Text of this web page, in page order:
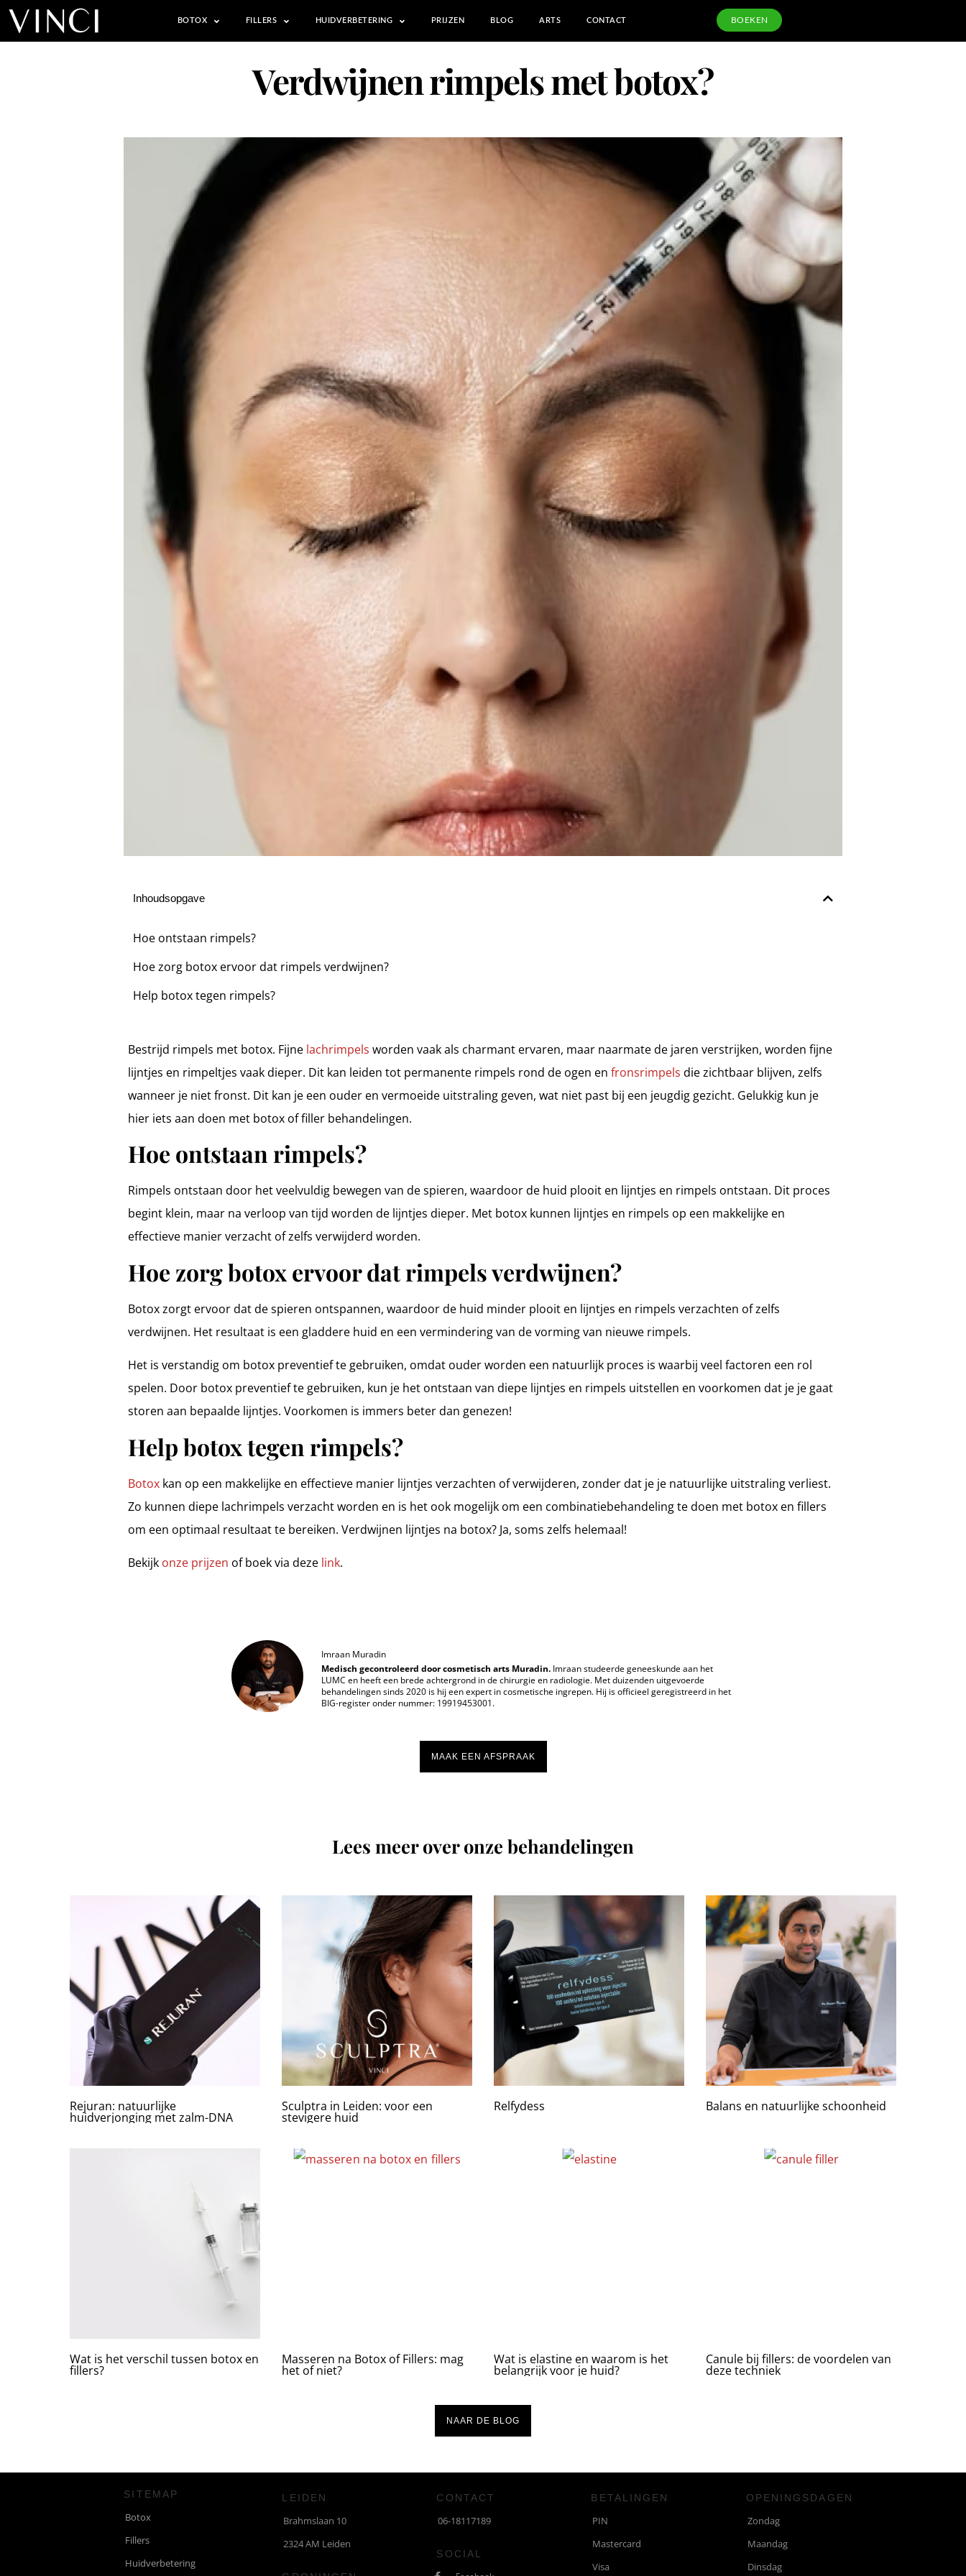
BOTOX FILLERS HUIDVERBETERING PRIJZEN BLOG ARTS CONTACT BOEKEN
Verdwijnen rimpels met botox?
Inhoudsopgave
Hoe ontstaan rimpels?
Hoe zorg botox ervoor dat rimpels verdwijnen?
Help botox tegen rimpels?
Bestrijd rimpels met botox. Fijne lachrimpels worden vaak als charmant ervaren, maar naarmate de jaren verstrijken, worden fijne
lijntjes en rimpeltjes vaak dieper. Dit kan leiden tot permanente rimpels rond de ogen en fronsrimpels die zichtbaar blijven, zelfs
wanneer je niet fronst. Dit kan je een ouder en vermoeide uitstraling geven, wat niet past bij een jeugdig gezicht. Gelukkig kun je
hier iets aan doen met botox of filler behandelingen.
Hoe ontstaan rimpels?
Rimpels ontstaan door het veelvuldig bewegen van de spieren, waardoor de huid plooit en lijntjes en rimpels ontstaan. Dit proces
begint klein, maar na verloop van tijd worden de lijntjes dieper. Met botox kunnen lijntjes en rimpels op een makkelijke en
effectieve manier verzacht of zelfs verwijderd worden.
Hoe zorg botox ervoor dat rimpels verdwijnen?
Botox zorgt ervoor dat de spieren ontspannen, waardoor de huid minder plooit en lijntjes en rimpels verzachten of zelfs
verdwijnen. Het resultaat is een gladdere huid en een vermindering van de vorming van nieuwe rimpels.
Het is verstandig om botox preventief te gebruiken, omdat ouder worden een natuurlijk proces is waarbij veel factoren een rol
spelen. Door botox preventief te gebruiken, kun je het ontstaan van diepe lijntjes en rimpels uitstellen en voorkomen dat je je gaat
storen aan bepaalde lijntjes. Voorkomen is immers beter dan genezen!
Help botox tegen rimpels?
Botoxkan op een makkelijke en effectieve manier lijntjes verzachten of verwijderen, zonder dat je je natuurlijke uitstraling verliest.
Zo kunnen diepe lachrimpels verzacht worden en is het ook mogelijk om een combinatiebehandeling te doen met botox en fillers
om een optimaal resultaat te bereiken. Verdwijnen lijntjes na botox? Ja, soms zelfs helemaal!
Bekijk onze prijzen of boek via deze link.
MAAK EEN AFSPRAAK
Imraan Muradin
Medisch gecontroleerd door cosmetisch arts Muradin. Imraan studeerde geneeskunde aan het
LUMC en heeft een brede achtergrond in de chirurgie en radiologie. Met duizenden uitgevoerde
behandelingen sinds 2020 is hij een expert in cosmetische ingrepen. Hij is officieel geregistreerd in het
BIG-register onder nummer: 19919453001.
Lees meer over onze behandelingen
Rejuran: natuurlijke
huidverjonging met zalm-DNA
Sculptra in Leiden: voor een
stevigere huid
Relfydess Balans en natuurlijke schoonheid
Wat is het verschil tussen botox en
fillers?
Masseren na Botox of Fillers: mag
het of niet?
Wat is elastine en waarom is het
belangrijk voor je huid?
Canule bij fillers: de voordelen van
deze techniek
NAAR DE BLOG
SITEMAP
Botox
Fillers
Huidverbetering
LEIDEN
Brahmslaan 10
2324 AM Leiden
CONTACT
06-18117189
SOCIAL
BETALINGEN
PIN
Mastercard
Visa
OPENINGSDAGEN
Zondag
Maandag
Dinsdag